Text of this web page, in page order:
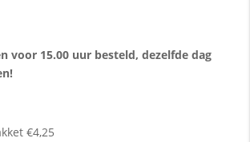
voor 15.00 uur besteld, dezelfde dag
€4,25